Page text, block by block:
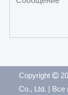
Copyright 
Co., Ltd. | Все